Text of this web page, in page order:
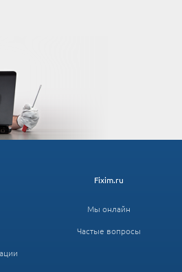
Fixim.ru
Мы онлайн
Частые вопросы